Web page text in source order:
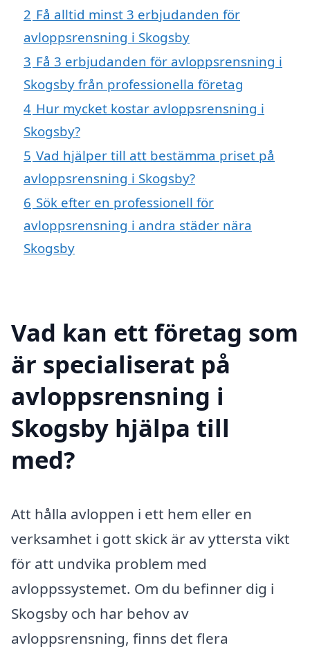
2 Få alltid minst 3 erbjudanden för
avloppsrensning i Skogsby
3 Få 3 erbjudanden för avloppsrensning i
Skogsby från professionella företag
4 Hur mycket kostar avloppsrensning i
Skogsby?
5 Vad hjälper till att bestämma priset på
avloppsrensning i Skogsby?
6 Sök efter en professionell för
avloppsrensning i andra städer nära
Skogsby
Vad kan ett företag som
är specialiserat på
avloppsrensning i
Skogsby hjälpa till
med?
Att hålla avloppen i ett hem eller en
verksamhet i gott skick är av yttersta vikt
för att undvika problem med
avloppssystemet. Om du befinner dig i
Skogsby och har behov av
avloppsrensning, finns det flera